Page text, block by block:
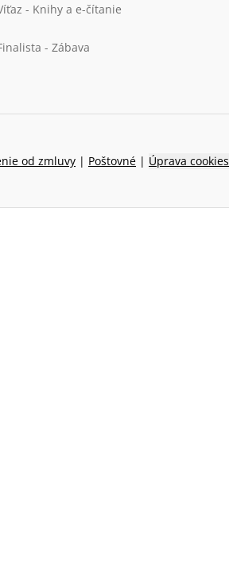
- Knihy a e-čítanie
- Zábava
od zmluvy | Poštovné | Úprava cookies